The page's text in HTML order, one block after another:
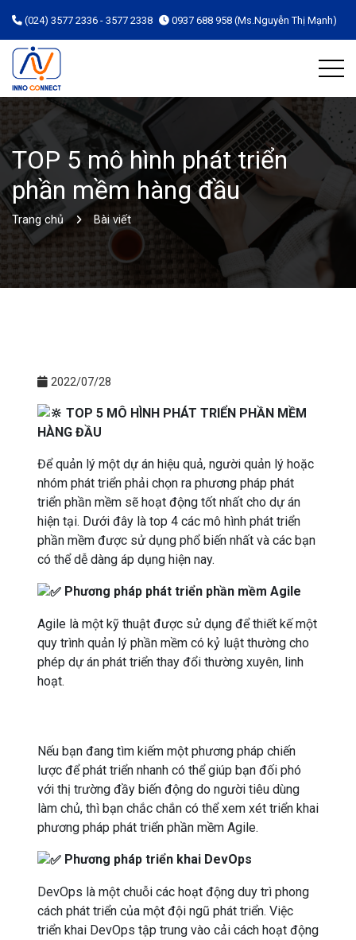
(024) 3577 2336 - 3577 2338 0937 688 958 (Ms.Nguyễn Thị Mạnh)
TOP 5 mô hình phát triển
phần mềm hàng đầu
Trang chủ Bài viết
2022/07/28
TOP 5 MÔ HÌNH PHÁT TRIỂN PHẦN MỀM
HÀNG ĐẦU
Để quản lý một dự án hiệu quả, người quản lý hoặc
nhóm phát triển phải chọn ra phương pháp phát
triển phần mềm sẽ hoạt động tốt nhất cho dự án
hiện tại. Dưới đây là top 4 các mô hình phát triển
phần mềm được sử dụng phổ biến nhất và các bạn
có thể dễ dàng áp dụng hiện nay.
Phương pháp phát triển phần mềm Agile
Agile là một kỹ thuật được sử dụng để thiết kế một
quy trình quản lý phần mềm có kỷ luật thường cho
phép dự án phát triển thay đổi thường xuyên, linh
hoạt.
Nếu bạn đang tìm kiếm một phương pháp chiến
lược để phát triển nhanh có thể giúp bạn đối phó
với thị trường đầy biến động do người tiêu dùng
làm chủ, thì bạn chắc chắn có thể xem xét triển khai
phương pháp phát triển phần mềm Agile.
Phương pháp triển khai DevOps
DevOps là một chuỗi các hoạt động duy trì phong
cách phát triển của một đội ngũ phát triển. Việc
triển khai DevOps tập trung vào cải cách hoạt động